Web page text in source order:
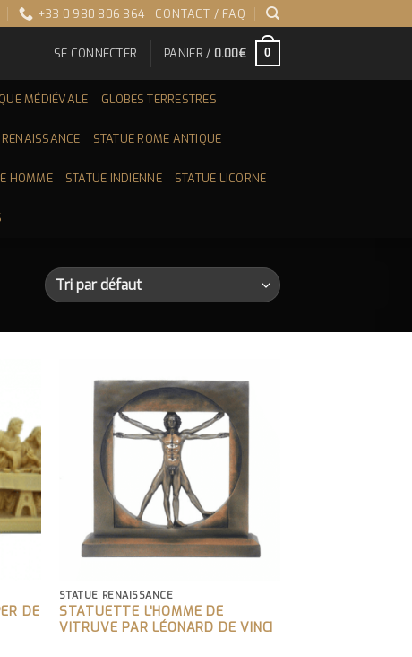
+33 0 980 806 364 CONTACT / FAQ
SE CONNECTER PANIER / 0.00€ 0
MÉDIÉVALE GLOBES TERRESTRES
STATUE ROME ANTIQUE
HOMME STATUE INDIENNE STATUE LICORNE
DE
STATUE RENAISSANCE
STATUETTE L’HOMME DE
VITRUVE PAR LÉONARD DE VINCI